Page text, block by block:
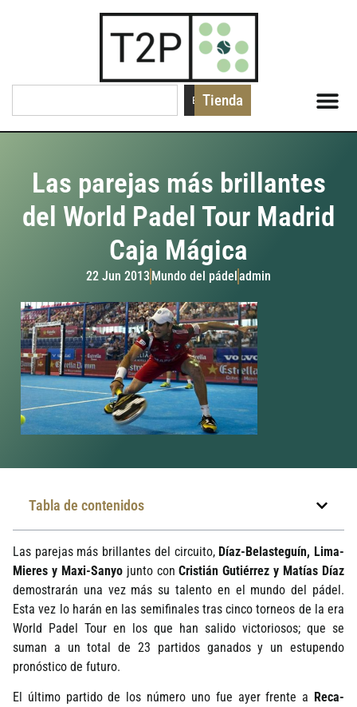
Buscar
Tienda
Las parejas más brillantes
del World Padel Tour Madrid
Caja Mágica
22 Jun 2013 Mundo del pádeladmin
Tabla de contenidos
Las parejas más brillantes del circuito, Dí­az-Belasteguí­n, Lima-
Mieres y Maxi-Sanyojunto conCristián Gutiérrez y Matí­as Dí­az
demostrarán una vez más su talento en el mundo del pádel.
Esta vez lo harán en las semifinales tras cinco torneos de la era
World Padel Tour en los que han salido victoriosos; que se
suman a un total de 23 partidos ganados y un estupendo
pronóstico de futuro.
El último partido de los número uno fue ayer frente a Reca-